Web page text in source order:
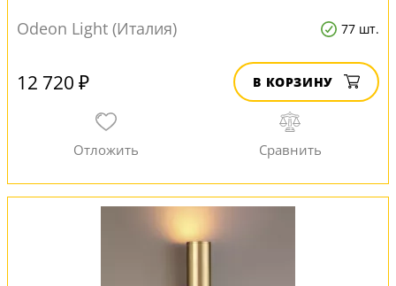
Odeon Light (Италия) 77 шт.
12 720 ₽ В КОРЗИНУ